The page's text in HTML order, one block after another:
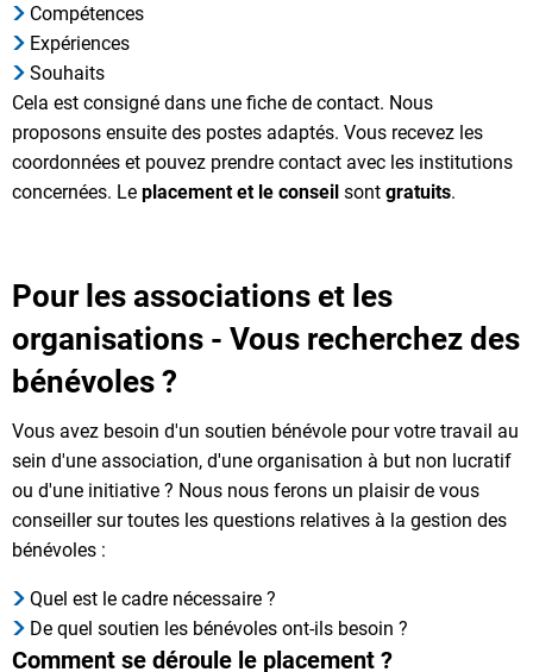
Compétences
Expériences
Souhaits
Cela est consigné dans une fiche de contact. Nous
proposons ensuite des postes adaptés. Vous recevez les
coordonnées et pouvez prendre contact avec les institutions
concernées. Le placement et le conseil sont gratuits.
Pour les associations et les
organisations - Vous recherchez des
bénévoles ?
Vous avez besoin d'un soutien bénévole pour votre travail au
sein d'une association, d'une organisation à but non lucratif
ou d'une initiative ? Nous nous ferons un plaisir de vous
conseiller sur toutes les questions relatives à la gestion des
bénévoles :
Quel est le cadre nécessaire ?
De quel soutien les bénévoles ont-ils besoin ?
Comment se déroule le placement ?